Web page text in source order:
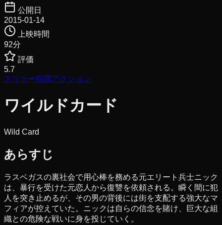
公開日
2015-01-14
上映時間
92分
評価
5.7
スリラー犯罪アクション
ワイルドカード
Wild Card
あらすじ
ラスベガスの裏社会で用心棒を務める元エリート兵士ニック
は、暴行を受けた元恋人から復讐を依頼される。瞬く間に犯
人を突き止めるが、その男の背後には街を支配する強大なマ
フィアが控えていた。ニックは自らの信念を賭け、巨大な組
織との危険な戦いに身を投じていく。